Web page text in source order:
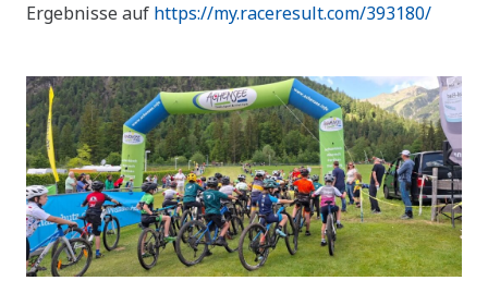
Ergebnisse auf https://my.raceresult.com/393180/